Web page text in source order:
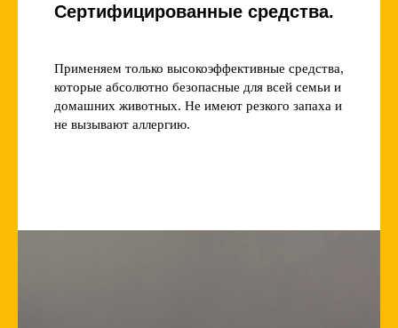
Сертифицированные средства.
Применяем только высокоэффективные средства,
которые абсолютно безопасные для всей семьи и
домашних животных. Не имеют резкого запаха и
не вызывают аллергию.